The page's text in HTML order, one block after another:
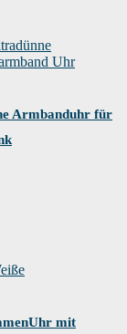
Armbanduhr für
mit